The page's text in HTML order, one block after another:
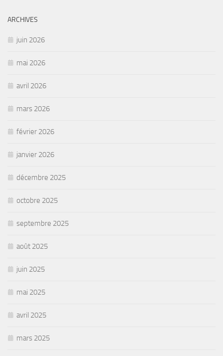
ARCHIVES
juin 2026
mai 2026
avril 2026
mars 2026
février 2026
janvier 2026
décembre 2025
octobre 2025
septembre 2025
août 2025
juin 2025
mai 2025
avril 2025
mars 2025